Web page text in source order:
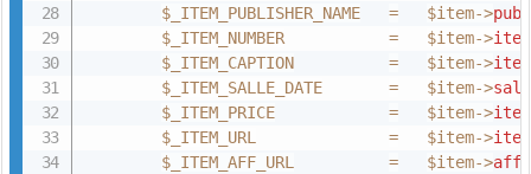
$_ITEM_PUBLISHER_NAME
= $item->
$_ITEM_NUMBER
= $item->
$_ITEM_CAPTION
= $item->
$_ITEM_SALLE_DATE
= $item->
$_ITEM_PRICE
= $item->
$_ITEM_URL
= $item->
$_ITEM_AFF_URL
= $item->